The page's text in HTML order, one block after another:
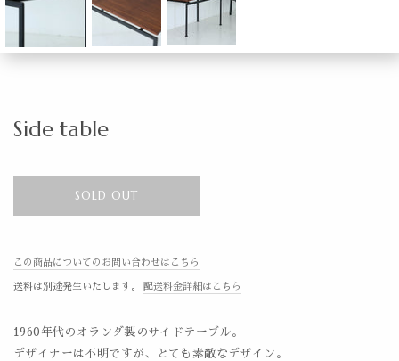
Side table
SOLD OUT
この商品についてのお問い合わせはこちら
送料は別途発生いたします。 配送料金詳細はこちら
1960年代のオランダ製のサイドテーブル。
デザイナーは不明ですが、とても素敵なデザイン。